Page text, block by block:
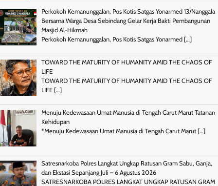
Perkokoh Kemanunggalan, Pos Kotis Satgas Yonarmed 13/Nanggala
Bersama Warga Desa Sebindang Gelar Kerja Bakti Pembangunan
Masjid Al-Hikmah
Perkokoh Kemanunggalan, Pos Kotis Satgas Yonarmed […]
TOWARD THE MATURITY OF HUMANITY AMID THE CHAOS OF
LIFE
TOWARD THE MATURITY OF HUMANITY AMID THE CHAOS OF
LIFE […]
Menuju Kedewasaan Umat Manusia di Tengah Carut Marut Tatanan
Kehidupan
*Menuju Kedewasaan Umat Manusia di Tengah Carut Marut […]
Satresnarkoba Polres Langkat Ungkap Ratusan Gram Sabu, Ganja,
dan Ekstasi Sepanjang Juli – 6 Agustus 2026
SATRESNARKOBA POLRES LANGKAT UNGKAP RATUSAN GRAM